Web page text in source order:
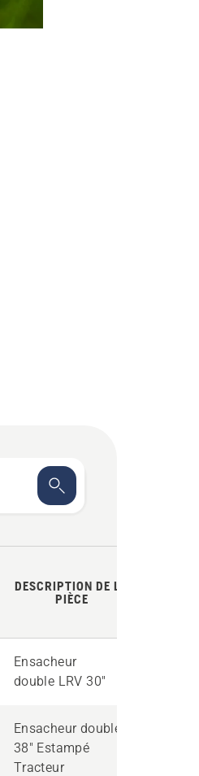
DESCRIPTION DE LA
PIÈCE
Ensacheur
double LRV 30"
Ensacheur double,
38" Estampé
Tracteur